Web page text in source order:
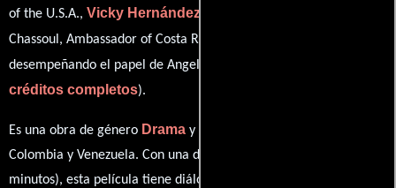
of the U.S.A., Vicky Hernández
Chassoul, Ambassador of Costa Rica y
desempeñando el papel de Angelo Acerbi, Papal nuncio (
créditos completos).
Es una obra de género Drama y
Colombia y Venezuela. Con una duración de 01 hr 50 min (110
minutos), esta película tiene diálogos originales en